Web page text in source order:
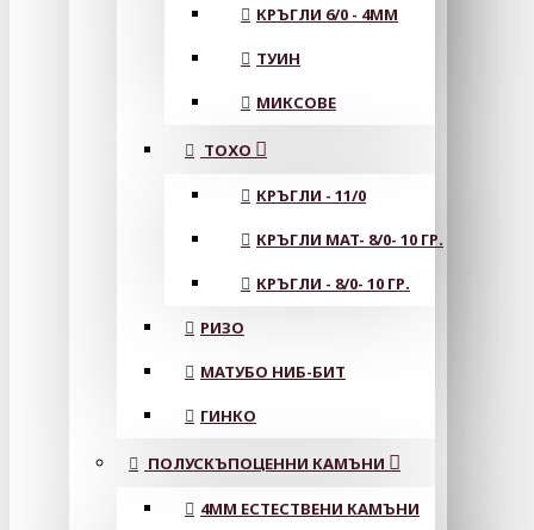
КРЪГЛИ 6/0 - 4MM
ТУИН
МИКСОВЕ
ТОХО
КРЪГЛИ - 11/0
КРЪГЛИ MAT- 8/0- 10 ГР.
КРЪГЛИ - 8/0- 10 ГР.
РИЗО
МАТУБО НИБ-БИТ
ГИНКО
ПОЛУСКЪПОЦЕННИ КАМЪНИ
4MM ЕСТЕСТВЕНИ КАМЪНИ